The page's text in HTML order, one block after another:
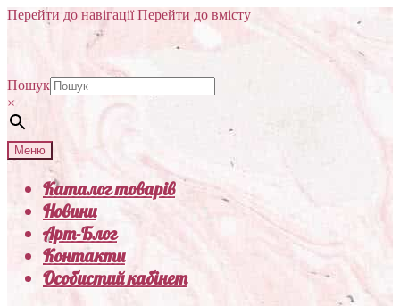
Перейти до навігації Перейти до вмісту
Пошук
×
Меню
Каталог товарів
Новини
Арт-Блог
Контакти
Особистий кабінет